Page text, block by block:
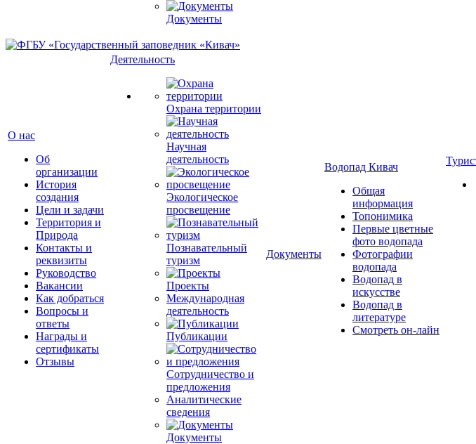
Документы
О нас
Об
организации
История
создания
Цели и задачи
Территория и
Природа
Контакты и
реквизиты
Руководство
Вакансии
Как добраться
Вопросы и
ответы
Награды и
сертификаты
Отзывы
Деятельность
Охрана территории
Научная
деятельность
Экологическое
просвещение
Познавательный
туризм
Проекты
Международная
деятельность
Публикации
Сотрудничество и
предложения
Аналитические
сведения
Документы
Документы
Водопад Кивач
Общая
информация
Топонимика
Первые цветные
фото водопада
Фотографии
водопада
Водопад в
искусстве
Водопад в
литературе
Смотреть он-лайн